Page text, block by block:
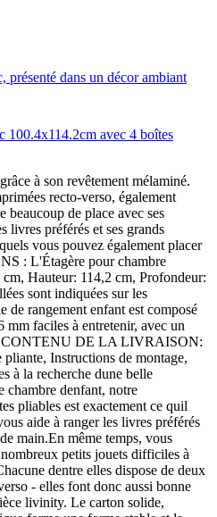
avec 4 boîtes
à son revêtement mélaminé.
recto-verso, également
beaucoup de place avec ses
livres préférés et ses grands
vous pouvez également placer
: L'Étagère pour chambre
Hauteur: 114,2 cm, Profondeur:
sont indiquées sur les
rangement enfant est composé
mm faciles à entretenir, avec un
DE LA LIVRAISON:
Instructions de montage,
à la recherche dune belle
chambre denfant, notre
pliables est exactement ce quil
aide à ranger les livres préférés
main.En même temps, vous
petits jouets difficiles à
dentre elles dispose de deux
- elles font donc aussi bonne
livinity. Le carton solide,